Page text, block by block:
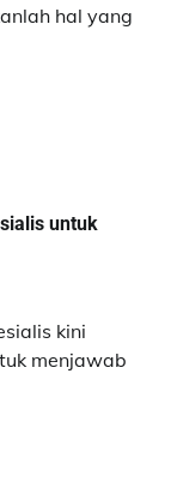
hal yang
untuk
kini
menjawab